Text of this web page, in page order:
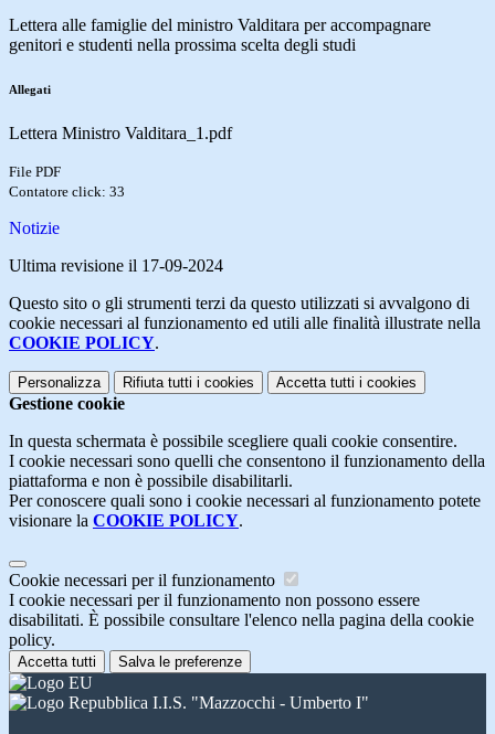
Lettera alle famiglie del ministro Valditara per accompagnare
genitori e studenti nella prossima scelta degli studi
Allegati
Lettera Ministro Valditara_1.pdf
File PDF
Contatore click: 33
Notizie
Ultima revisione il 17-09-2024
Questo sito o gli strumenti terzi da questo utilizzati si avvalgono di
cookie necessari al funzionamento ed utili alle finalità illustrate nella
COOKIE POLICY.
Personalizza Rifiuta tutti i cookies Accetta tutti i cookies
Gestione cookie
In questa schermata è possibile scegliere quali cookie consentire.
I cookie necessari sono quelli che consentono il funzionamento della
piattaforma e non è possibile disabilitarli.
Per conoscere quali sono i cookie necessari al funzionamento potete
visionare la COOKIE POLICY.
Cookie necessari per il funzionamento
I cookie necessari per il funzionamento non possono essere
disabilitati. È possibile consultare l'elenco nella pagina della cookie
policy.
Accetta tutti Salva le preferenze
I.I.S. "Mazzocchi - Umberto I"